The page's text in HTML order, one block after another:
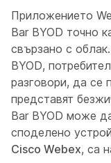
Приложението
Bar BYOD точно
свързано с
BYOD,
разговори, да се
представят
Bar BYOD може
споделено
Cisco Webex, са